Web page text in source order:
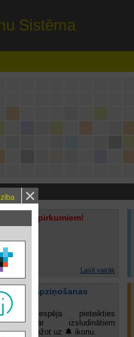
Sistēma
IKT iepirkumiem!
Lasīt vairāk
jauna apziņošanas
iespēja pieteikties
par izsludinātiem
uzspiežot uz 🔔 ikonu.